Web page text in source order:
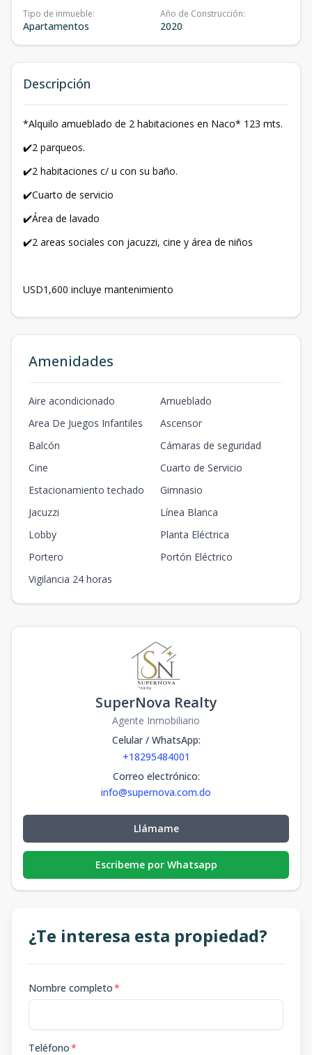
Tipo de inmueble:
Apartamentos
Año de Construcción:
2020
Descripción
*Alquilo amueblado de 2 habitaciones en Naco* 123 mts.
✔️2 parqueos.
✔️2 habitaciones c/ u con su baño.
✔️Cuarto de servicio
✔️Área de lavado
✔️2 areas sociales con jacuzzi, cine y área de niños
USD1,600 incluye mantenimiento
Amenidades
Aire acondicionado
Amueblado
Area De Juegos Infantiles
Ascensor
Balcón
Cámaras de seguridad
Cine
Cuarto de Servicio
Estacionamiento techado
Gimnasio
Jacuzzi
Línea Blanca
Lobby
Planta Eléctrica
Portero
Portón Eléctrico
Vigilancia 24 horas
SuperNova Realty
Agente Inmobiliario
Celular / WhatsApp:
+18295484001
Correo electrónico:
info@supernova.com.do
Llámame
Escribeme por Whatsapp
¿Te interesa esta propiedad?
Nombre completo*
Teléfono*